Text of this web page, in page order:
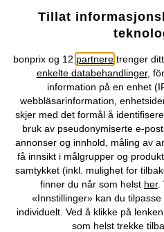
Du kan også
Kjøpsvilkår
Om Oss
© 2026
Tillat
bonprix og 12 partnere trenger
enkelte databehandlinger,
information på en enhet
webbläsarinformation,
skjer med det formål å
bruk av pseudonymiserte e-
annonser og innhold, måling av
få innsikt i målgrupper og
samtykket (inkl. mulighet for
finner du når som helst her.
«Innstillinger» kan du
individuelt. Ved å klikke på
som helst trekke